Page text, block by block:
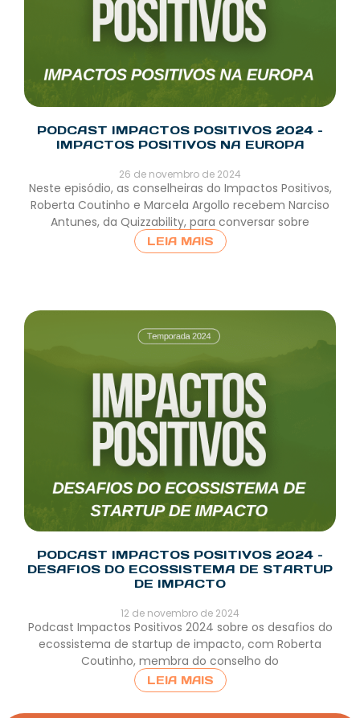
PODCAST IMPACTOS POSITIVOS 2024 –
IMPACTOS POSITIVOS NA EUROPA
26 de novembro de 2024
Neste episódio, as conselheiras do Impactos Positivos,
Roberta Coutinho e Marcela Argollo recebem Narciso
Antunes, da Quizzability, para conversar sobre
LEIA MAIS
PODCAST IMPACTOS POSITIVOS 2024 –
DESAFIOS DO ECOSSISTEMA DE STARTUP
DE IMPACTO
12 de novembro de 2024
Podcast Impactos Positivos 2024 sobre os desafios do
ecossistema de startup de impacto, com Roberta
Coutinho, membra do conselho do
LEIA MAIS